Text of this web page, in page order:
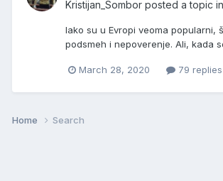
Kristijan_Sombor posted a topic in
Iako su u Evropi veoma popularni,
podsmeh i nepoverenje. Ali, kada
March 28, 2020 79 replies
Home Search